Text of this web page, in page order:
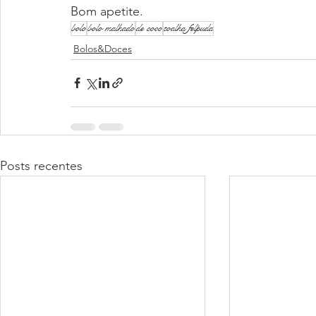
Bom apetite.
bolobolo malhadode cocotoalha felpuda
Bolos&Doces
Posts recentes